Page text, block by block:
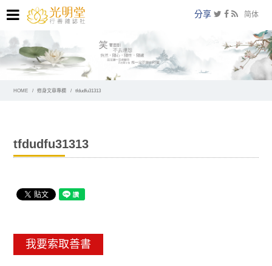
简体
分享
HOME 修身文章專欄 tfdudfu31313
tfdudfu31313
我要索取善書